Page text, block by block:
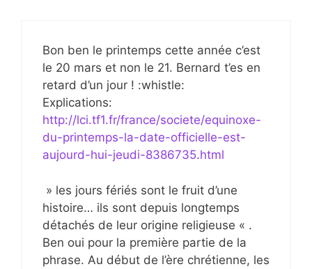
Bon ben le printemps cette année c’est
le 20 mars et non le 21. Bernard t’es en
retard d’un jour ! :whistle:
Explications:
http://lci.tf1.fr/france/societe/equinoxe-
du-printemps-la-date-officielle-est-
aujourd-hui-jeudi-8386735.html
» les jours fériés sont le fruit d’une
histoire… ils sont depuis longtemps
détachés de leur origine religieuse « .
Ben oui pour la première partie de la
phrase. Au début de l’ère chrétienne, les